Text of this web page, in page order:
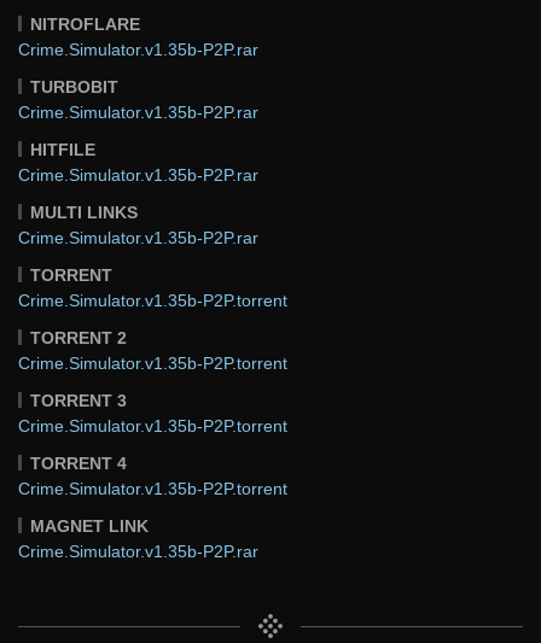
NITROFLARE
Crime.Simulator.v1.35b-P2P.rar
TURBOBIT
Crime.Simulator.v1.35b-P2P.rar
HITFILE
Crime.Simulator.v1.35b-P2P.rar
MULTI LINKS
Crime.Simulator.v1.35b-P2P.rar
TORRENT
Crime.Simulator.v1.35b-P2P.torrent
TORRENT 2
Crime.Simulator.v1.35b-P2P.torrent
TORRENT 3
Crime.Simulator.v1.35b-P2P.torrent
TORRENT 4
Crime.Simulator.v1.35b-P2P.torrent
MAGNET LINK
Crime.Simulator.v1.35b-P2P.rar